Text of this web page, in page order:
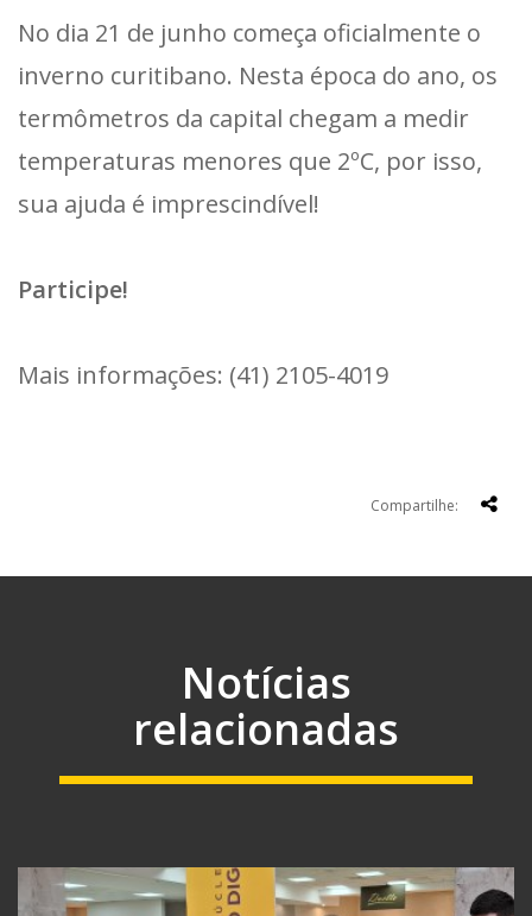
No dia 21 de junho começa oficialmente o
inverno curitibano. Nesta época do ano, os
termômetros da capital chegam a medir
temperaturas menores que 2ºC, por isso,
sua ajuda é imprescindível!
Participe!
Mais informações: (41) 2105-4019
Compartilhe:
Notícias
relacionadas